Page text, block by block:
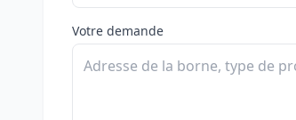
Votre demande